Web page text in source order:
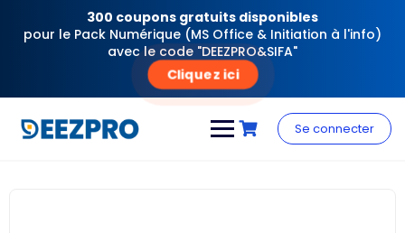
300 coupons gratuits disponibles
pour le Pack Numérique (MS Office & Initiation à l'info)
avec le code "DEEZPRO&SIFA"
Cliquez ici
content
Se connecter